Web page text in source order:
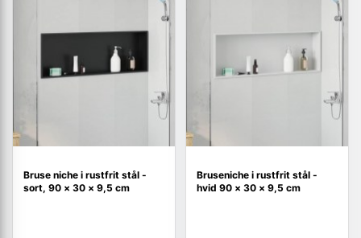
Bruse niche i rustfrit stål -
sort, 90 × 30 × 9,5 cm
Bruseniche i rustfrit stål -
hvid 90 × 30 × 9,5 cm